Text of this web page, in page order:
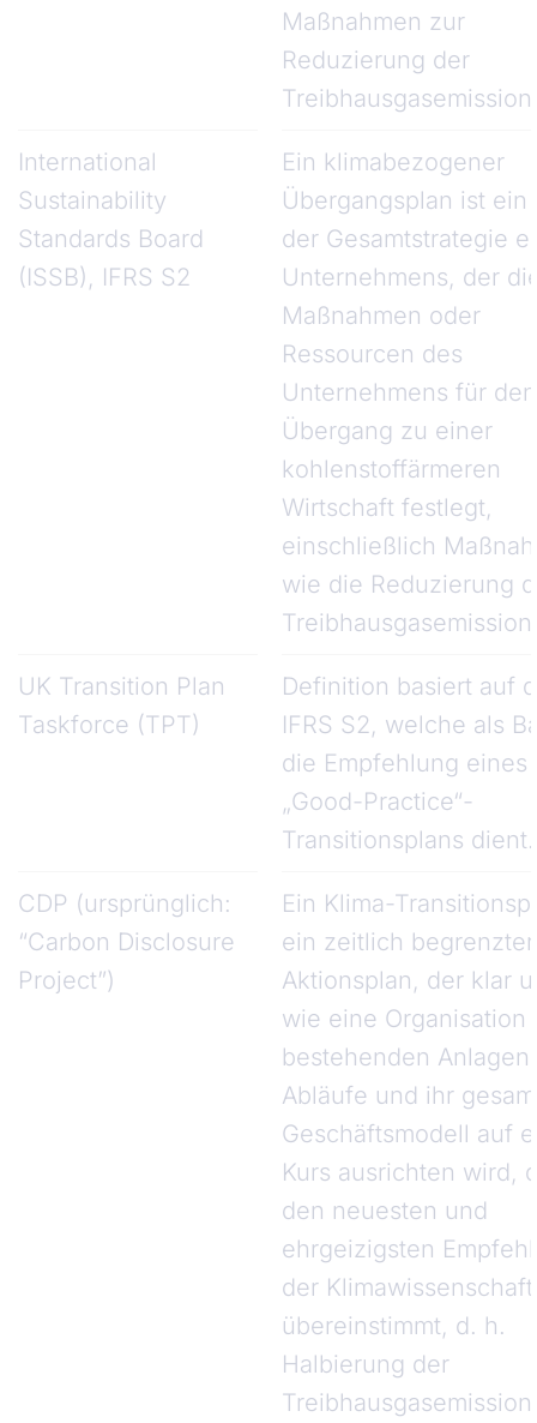
Maßnahmen zur
Reduzierung der
International
Sustainability
Standards Board
(ISSB), IFRS S2
Ein klimabezogener
Übergangsplan ist ein
der Gesamtstrategie
Unternehmens, der
Maßnahmen oder
Ressourcen des
Unternehmens für den
Übergang zu einer
kohlenstoffärmeren
Wirtschaft festlegt,
einschließlich
wie die Reduzierung
UK Transition Plan
Taskforce (TPT)
Definition basiert auf
IFRS S2, welche als
die Empfehlung eines
„Good-Practice“-
Transitionsplans dient.
CDP (ursprünglich:
“Carbon Disclosure
Project”)
Ein Klima-
ein zeitlich begrenzter
Aktionsplan, der klar
wie eine Organisation
bestehenden Anlagen,
Abläufe und ihr
Geschäftsmodell auf
Kurs ausrichten wird,
den neuesten und
ehrgeizigsten
der Klimawissenschaft
übereinstimmt, d. h.
Halbierung der